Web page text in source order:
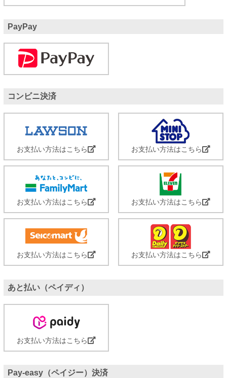
PayPay
コンビニ決済
お支払い方法はこちら お支払い方法はこちら
お支払い方法はこちら お支払い方法はこちら
お支払い方法はこちら お支払い方法はこちら
あと払い（ペイディ）
お支払い方法はこちら
Pay-easy（ペイジー）決済